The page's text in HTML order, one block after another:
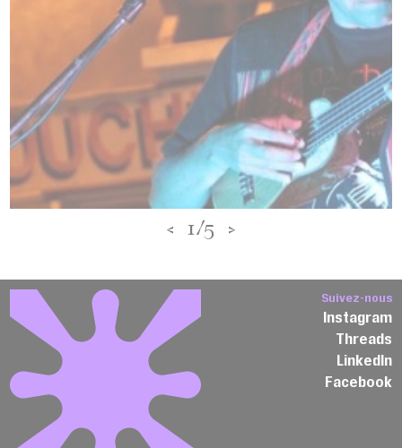
< 1/5 >
Suivez-nous
Instagram
Threads
LinkedIn
Facebook